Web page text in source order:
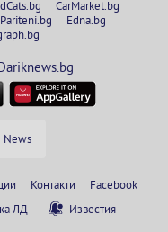
CarMarket.bg
Pariteni.bg
Edna.bg
News
Контакти
Facebook
ЛД Известия